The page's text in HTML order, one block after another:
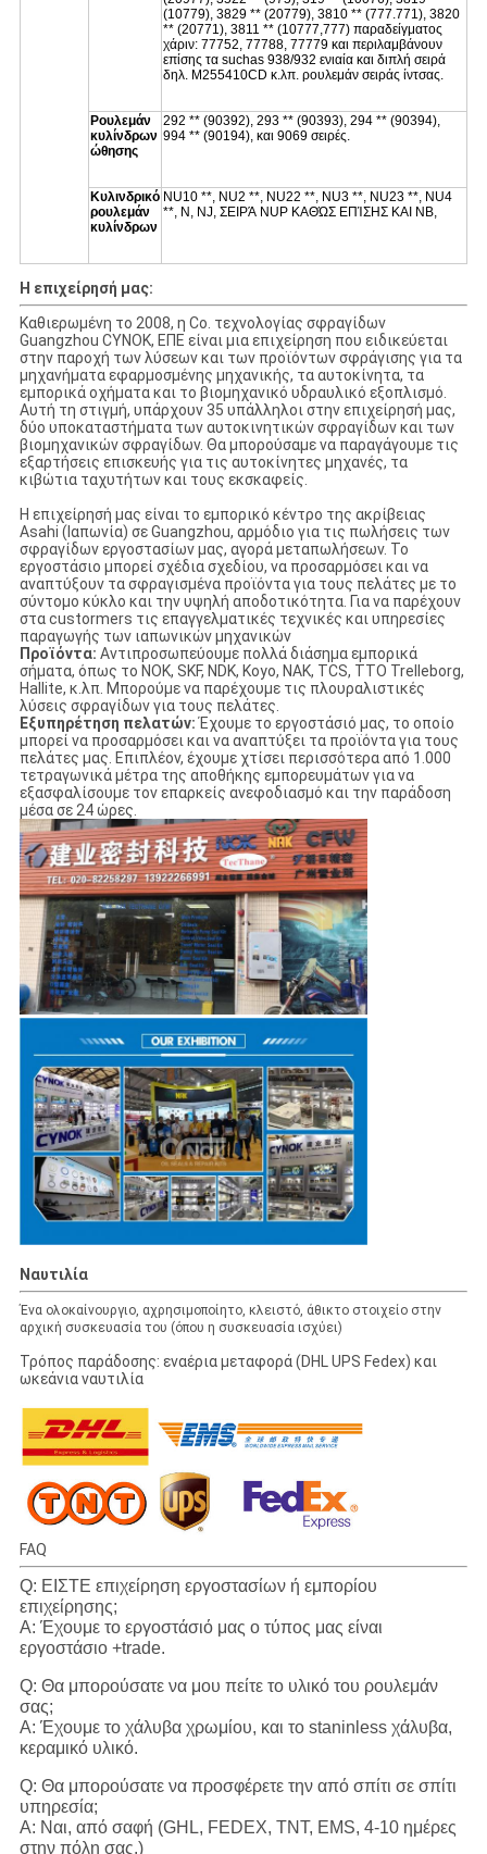
(10779), 3829 ** (20779), 3810 ** (777.771), 3820
** (20771), 3811 ** (10777,777) παραδείγματος
χάριν: 77752, 77788, 77779 και περιλαμβάνουν
επίσης τα suchas 938/932 ενιαία και διπλή σειρά
δηλ. M255410CD κ.λπ. ρουλεμάν σειράς ίντσας.
Ρουλεμάν
κυλίνδρων
ώθησης
292 ** (90392), 293 ** (90393), 294 ** (90394),
994 ** (90194), και 9069 σειρές.
Κυλινδρικό
ρουλεμάν
κυλίνδρων
NU10 **, NU2 **, NU22 **, NU3 **, NU23 **, NU4
**, Ν, NJ, ΣΕΙΡΆ NUP ΚΑΘΏΣ ΕΠΊΣΗΣ ΚΑΙ NB,
Η επιχείρησή μας:
Καθιερωμένη το 2008, η Co. τεχνολογίας σφραγίδων
Guangzhou CYNOK, ΕΠΕ είναι μια επιχείρηση που ειδικεύεται
στην παροχή των λύσεων και των προϊόντων σφράγισης για τα
μηχανήματα εφαρμοσμένης μηχανικής, τα αυτοκίνητα, τα
εμπορικά οχήματα και το βιομηχανικό υδραυλικό εξοπλισμό.
Αυτή τη στιγμή, υπάρχουν 35 υπάλληλοι στην επιχείρησή μας,
δύο υποκαταστήματα των αυτοκινητικών σφραγίδων και των
βιομηχανικών σφραγίδων. Θα μπορούσαμε να παραγάγουμε τις
εξαρτήσεις επισκευής για τις αυτοκίνητες μηχανές, τα
κιβώτια ταχυτήτων και τους εκσκαφείς.
Η επιχείρησή μας είναι το εμπορικό κέντρο της ακρίβειας
Asahi (Ιαπωνία) σε Guangzhou, αρμόδιο για τις πωλήσεις των
σφραγίδων εργοστασίων μας, αγορά μεταπωλήσεων. Το
εργοστάσιο μπορεί σχέδια σχεδίου, να προσαρμόσει και να
αναπτύξουν τα σφραγισμένα προϊόντα για τους πελάτες με το
σύντομο κύκλο και την υψηλή αποδοτικότητα. Για να παρέχουν
στα custormers τις επαγγελματικές τεχνικές και υπηρεσίες
παραγωγής των ιαπωνικών μηχανικών
Προϊόντα: Αντιπροσωπεύουμε πολλά διάσημα εμπορικά
σήματα, όπως το NOK, SKF, NDK, Koyo, NAK, TCS, TTO Trelleborg,
Hallite, κ.λπ. Μπορούμε να παρέχουμε τις πλουραλιστικές
λύσεις σφραγίδων για τους πελάτες.
Εξυπηρέτηση πελατών:Έχουμε το εργοστάσιό μας, το οποίο
μπορεί να προσαρμόσει και να αναπτύξει τα προϊόντα για τους
πελάτες μας. Επιπλέον, έχουμε χτίσει περισσότερα από 1.000
τετραγωνικά μέτρα της αποθήκης εμπορευμάτων για να
εξασφαλίσουμε τον επαρκείς ανεφοδιασμό και την παράδοση
μέσα σε 24 ώρες.
Ναυτιλία
Ένα ολοκαίνουργιο, αχρησιμοποίητο, κλειστό, άθικτο στοιχείο στην
αρχική συσκευασία του (όπου η συσκευασία ισχύει)
Τρόπος παράδοσης: εναέρια μεταφορά (DHL UPS Fedex) και
ωκεάνια ναυτιλία
FAQ
Q: ΕΙΣΤΕ επιχείρηση εργοστασίων ή εμπορίου
επιχείρησης;
Α: Έχουμε το εργοστάσιό μας ο τύπος μας είναι
εργοστάσιο +trade.
Q: Θα μπορούσατε να μου πείτε το υλικό του ρουλεμάν
σας;
Α: Έχουμε το χάλυβα χρωμίου, και το staninless χάλυβα,
κεραμικό υλικό.
Q: Θα μπορούσατε να προσφέρετε την από σπίτι σε σπίτι
υπηρεσία;
Α: Ναι, από σαφή (GHL, FEDEX, TNT, EMS, 4-10 ημέρες
στην πόλη σας.)